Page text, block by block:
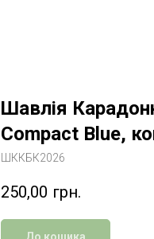
Шавлія
Compact Blue,
ШККБК2026
250,00 грн.